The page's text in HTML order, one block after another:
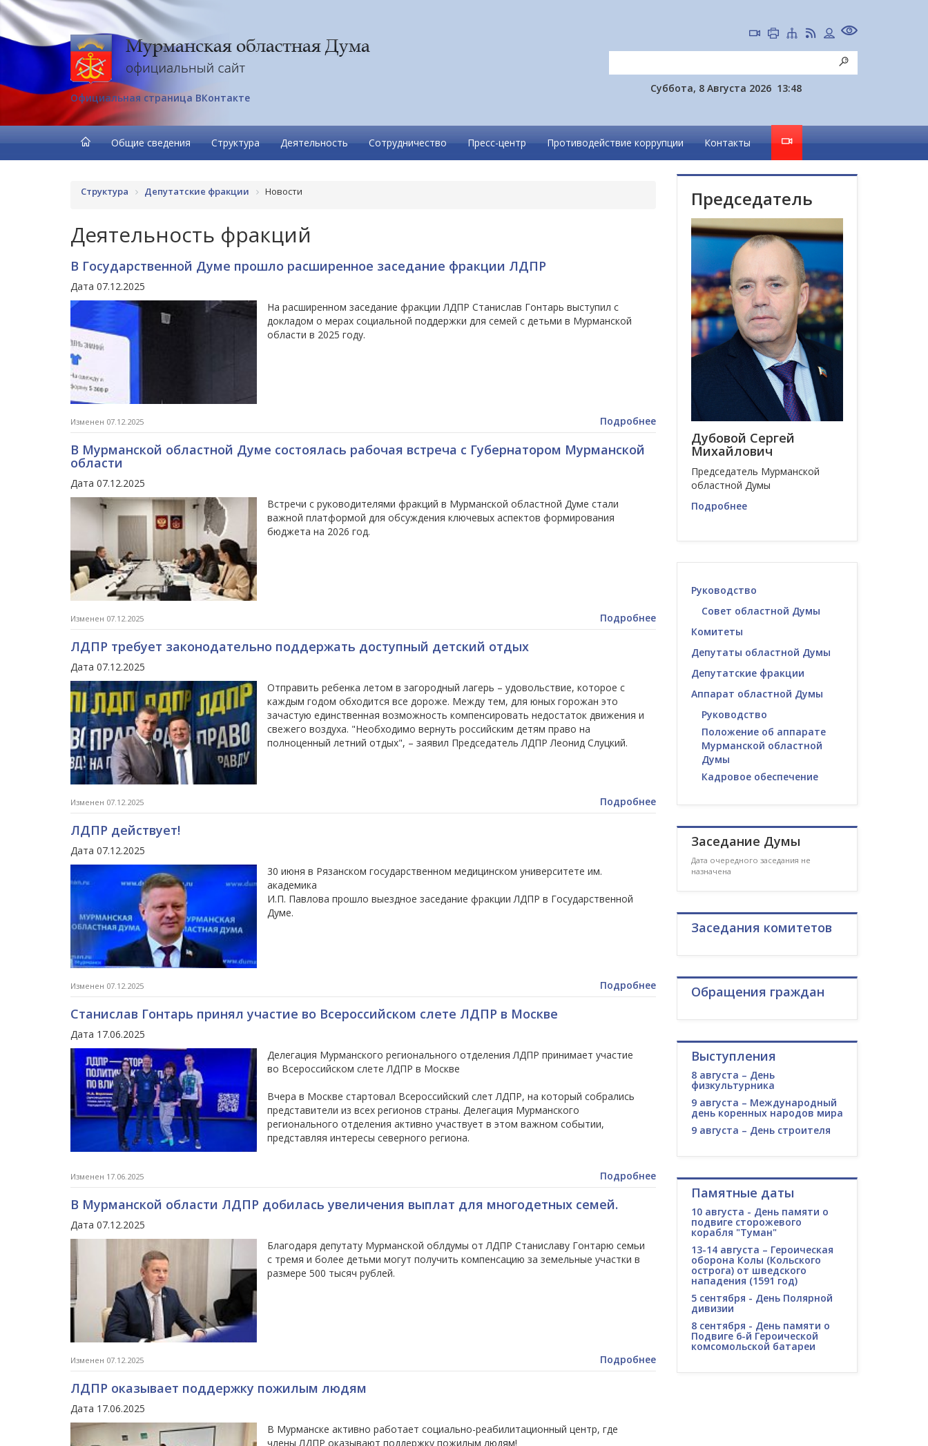
Официальная страница ВКонтакте
Суббота, 8 Августа 2026 13:48
Общие сведения Структура Деятельность Сотрудничество Пресс-центр Противодействие коррупции Контакты
Структура Депутатские фракции Новости
Деятельность фракций
В Государственной Думе прошло расширенное заседание фракции ЛДПР
Дата 07.12.2025
На расширенном заседание фракции ЛДПР Станислав Гонтарь выступил с
докладом о мерах социальной поддержки для семей с детьми в Мурманской
области в 2025 году.
Изменен 07.12.2025 Подробнее
В Мурманской областной Думе состоялась рабочая встреча с Губернатором Мурманской
области
Дата 07.12.2025
Встречи с руководителями фракций в Мурманской областной Думе стали
важной платформой для обсуждения ключевых аспектов формирования
бюджета на 2026 год.
Изменен 07.12.2025 Подробнее
ЛДПР требует законодательно поддержать доступный детский отдых
Дата 07.12.2025
Отправить ребенка летом в загородный лагерь – удовольствие, которое с
каждым годом обходится все дороже. Между тем, для юных горожан это
зачастую единственная возможность компенсировать недостаток движения и
свежего воздуха. "Необходимо вернуть российским детям право на
полноценный летний отдых", – заявил Председатель ЛДПР Леонид Слуцкий.
Изменен 07.12.2025 Подробнее
ЛДПР действует!
Дата 07.12.2025
30 июня в Рязанском государственном медицинском университете им.
академика
И.П. Павлова прошло выездное заседание фракции ЛДПР в Государственной
Думе.
Изменен 07.12.2025 Подробнее
Станислав Гонтарь принял участие во Всероссийском слете ЛДПР в Москве
Дата 17.06.2025
Делегация Мурманского регионального отделения ЛДПР принимает участие
во Всероссийском слете ЛДПР в Москве
Вчера в Москве стартовал Всероссийский слет ЛДПР, на который собрались
представители из всех регионов страны. Делегация Мурманского
регионального отделения активно участвует в этом важном событии,
представляя интересы северного региона.
Изменен 17.06.2025 Подробнее
В Мурманской области ЛДПР добилась увеличения выплат для многодетных семей.
Дата 07.12.2025
Благодаря депутату Мурманской облдумы от ЛДПР Станиславу Гонтарю семьи
с тремя и более детьми могут получить компенсацию за земельные участки в
размере 500 тысяч рублей.
Изменен 07.12.2025 Подробнее
ЛДПР оказывает поддержку пожилым людям
Дата 17.06.2025
В Мурманске активно работает социально-реабилитационный центр, где
члены ЛДПР оказывают поддержку пожилым людям!
Председатель
Дубовой Сергей
Михайлович
Председатель Мурманской
областной Думы
Подробнее
Руководство
Совет областной Думы
Комитеты
Депутаты областной Думы
Депутатские фракции
Аппарат областной Думы
Руководство
Положение об аппарате
Мурманской областной
Думы
Кадровое обеспечение
Заседание Думы
Дата очередного заседания не
назначена
Заседания комитетов
Обращения граждан
Выступления
8 августа – День
физкультурника
9 августа – Международный
день коренных народов мира
9 августа – День строителя
Памятные даты
10 августа - День памяти о
подвиге сторожевого
корабля "Туман"
13-14 августа – Героическая
оборона Колы (Кольского
острога) от шведского
нападения (1591 год)
5 сентября - День Полярной
дивизии
8 сентября - День памяти о
Подвиге 6-й Героической
комсомольской батареи